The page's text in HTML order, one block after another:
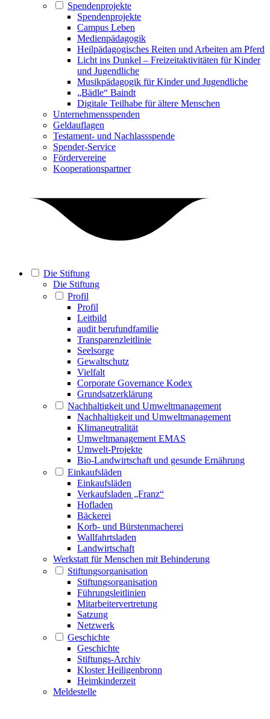
Spendenprojekte
Spendenprojekte
Campus Leben
Medienpädagogik
Heilpädagogisches Reiten und Arbeiten am Pferd
Licht ins Dunkel – Freizeitaktivitäten für Kinder
und Jugendliche
Musikpädagogik für Kinder und Jugendliche
„Bädle“ Baindt
Digitale Teilhabe für ältere Menschen
Unternehmensspenden
Geldauflagen
Testament- und Nachlassspende
Spender-Service
Fördervereine
Kooperationspartner
Die Stiftung
Die Stiftung
Profil
Profil
Leitbild
audit berufundfamilie
Transparenzleitlinie
Seelsorge
Gewaltschutz
Vielfalt
Corporate Governance Kodex
Grundsatzerklärung
Nachhaltigkeit und Umweltmanagement
Nachhaltigkeit und Umweltmanagement
Klimaneutralität
Umweltmanagement EMAS
Umwelt-Projekte
Bio-Landwirtschaft und gesunde Ernährung
Einkaufsläden
Einkaufsläden
Verkaufsladen „Franz“
Hofladen
Bäckerei
Korb- und Bürstenmacherei
Wallfahrtsladen
Landwirtschaft
Werkstatt für Menschen mit Behinderung
Stiftungsorganisation
Stiftungsorganisation
Führungsleitlinien
Mitarbeitervertretung
Satzung
Netzwerk
Geschichte
Geschichte
Stiftungs-Archiv
Kloster Heiligenbronn
Heimkinderzeit
Meldestelle